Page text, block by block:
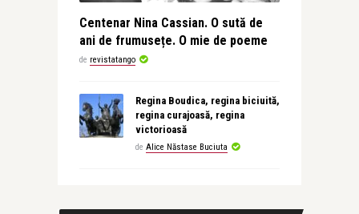
Centenar Nina Cassian. O sută de
ani de frumusețe. O mie de poeme
de revistatango
Regina Boudica, regina biciuită,
regina curajoasă, regina
victorioasă
de Alice Năstase Buciuta